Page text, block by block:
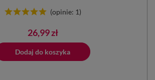
(opinie: 1)
Cena
26,99 zł
Dodaj do koszyka